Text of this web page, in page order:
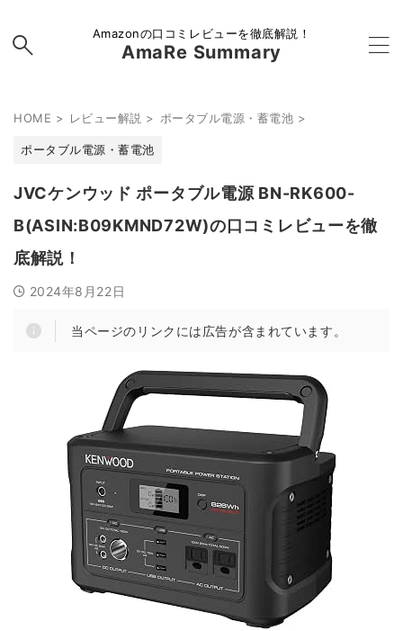
Amazonの口コミレビューを徹底解説！
AmaRe Summary
HOME > レビュー解説 > ポータブル電源・蓄電池 >
ポータブル電源・蓄電池
JVCケンウッド ポータブル電源 BN-RK600-
B(ASIN:B09KMND72W)の口コミレビューを徹
底解説！
2024年8月22日
当ページのリンクには広告が含まれています。